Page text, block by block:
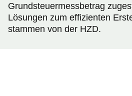
Grundsteuermessbetrag
Lösungen zum effizienten
stammen von der HZD.